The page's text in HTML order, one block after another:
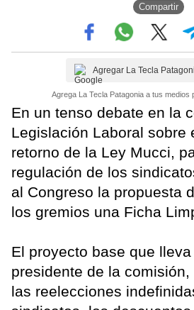
Compartir
Agregar La Tecla
Agrega La Tecla Patagonia a tus medios
En un tenso debate en la
Legislación Laboral sobre
retorno de la Ley Mucci,
regulación de los
al Congreso la propuesta
los gremios una Ficha
El proyecto base que
presidente de la
las reelecciones